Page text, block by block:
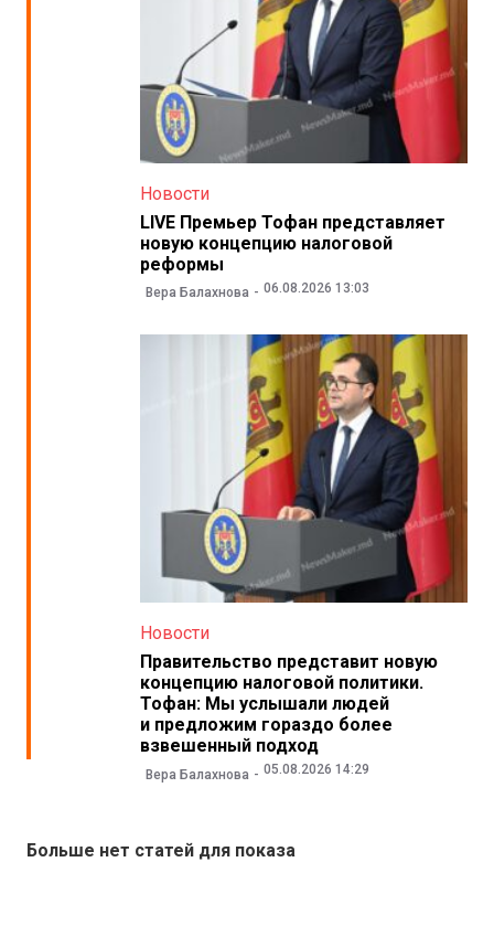
Новости
LIVE Премьер Тофан представляет
новую концепцию налоговой
реформы
Вера Балахнова 06.08.2026 13:03
Новости
Правительство представит новую
концепцию налоговой политики.
Тофан: Мы услышали людей
и предложим гораздо более
взвешенный подход
Вера Балахнова 05.08.2026 14:29
Больше нет статей для показа